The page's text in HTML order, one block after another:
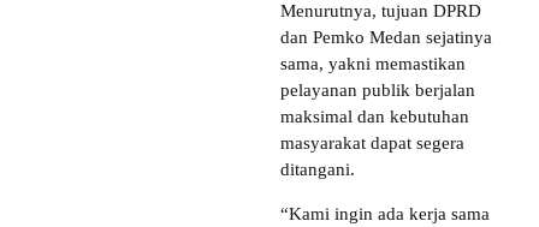
Menurutnya, tujuan DPRD
dan Pemko Medan sejatinya
sama, yakni memastikan
pelayanan publik berjalan
maksimal dan kebutuhan
masyarakat dapat segera
ditangani.
“Kami ingin ada kerja sama